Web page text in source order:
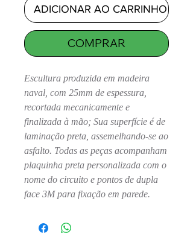
ADICIONAR AO CARRINHO
COMPRAR
Escultura produzida em madeira
naval, com 25mm de espessura,
recortada mecanicamente e
finalizada à mão; Sua superfície é de
laminação preta, assemelhando-se ao
asfalto. Todas as peças acompanham
plaquinha preta personalizada com o
nome do circuito e pontos de dupla
face 3M para fixação em parede.